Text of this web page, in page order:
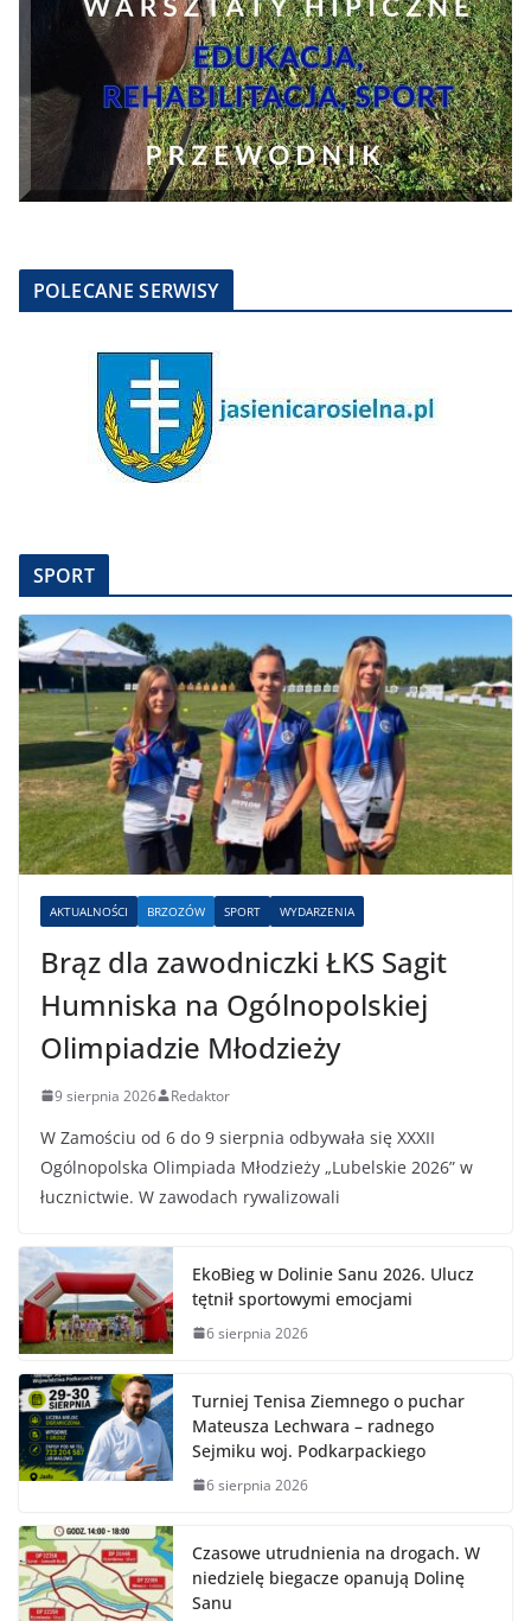
POLECANE SERWISY
SPORT
AKTUALNOŚCI BRZOZÓW SPORT WYDARZENIA
Brąz dla zawodniczki ŁKS Sagit
Humniska na Ogólnopolskiej
Olimpiadzie Młodzieży
9 sierpnia 2026 Redaktor
W Zamościu od 6 do 9 sierpnia odbywała się XXXII
Ogólnopolska Olimpiada Młodzieży „Lubelskie 2026” w
łucznictwie. W zawodach rywalizowali
EkoBieg w Dolinie Sanu 2026. Ulucz
tętnił sportowymi emocjami
6 sierpnia 2026
Turniej Tenisa Ziemnego o puchar
Mateusza Lechwara – radnego
Sejmiku woj. Podkarpackiego
6 sierpnia 2026
Czasowe utrudnienia na drogach. W
niedzielę biegacze opanują Dolinę
Sanu